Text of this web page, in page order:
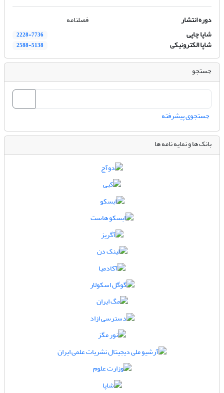
دوره انتشار
فصلنامه
شاپا چاپی
2228-7736
شاپا الکترونیکی 2588-5138
جستجو
جستجوی پیشرفته
بانک ها و نمایه نامه ها